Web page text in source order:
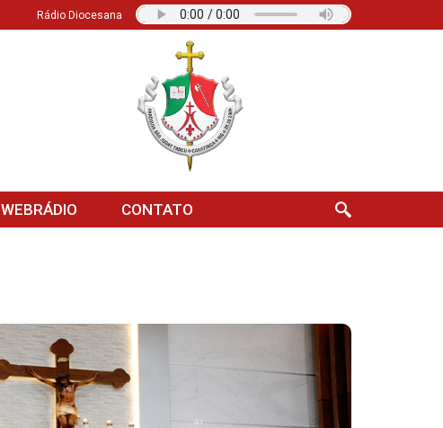
Rádio Diocesana
WEBRÁDIO CONTATO